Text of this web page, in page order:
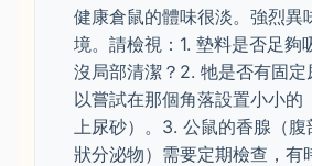
健康倉鼠的體味很淡。強烈異
境。請檢視：1. 墊料是否足夠
沒局部清潔？2. 牠是否有固
以嘗試在那個角落設置小小的
上尿砂）。3. 公鼠的香腺（腹
狀分泌物）需要定期檢查，有